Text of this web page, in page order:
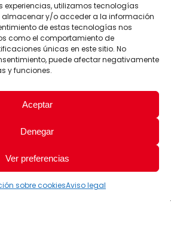
experiencias, utilizamos tecnologías
y/o acceder a la información
de estas tecnologías nos
como el comportamiento de
únicas en este sitio. No
puede afectar negativamente
y funciones.
Aceptar
Denegar
Ver preferencias
sobre cookiesAviso legal